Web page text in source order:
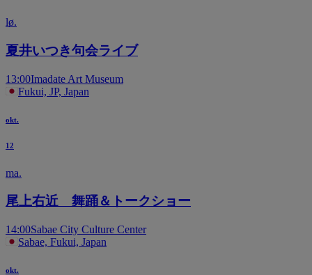
lø.
夏井いつき句会ライブ
13:00Imadate Art Museum
Fukui, JP, Japan
okt.
12
ma.
尾上右近 舞踊＆トークショー
14:00Sabae City Culture Center
Sabae, Fukui, Japan
okt.